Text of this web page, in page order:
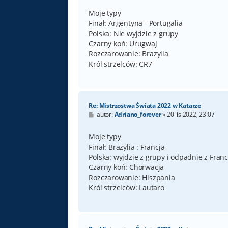
t
Moje typy
Finał: Argentyna - Portugalia
Polska: Nie wyjdzie z grupy
Czarny koń: Urugwaj
Rozczarowanie: Brazylia
Król strzelców: CR7
Re: Mistrzostwa Świata 2022 w Katarze
P
t
autor:Adriano_forever»20 lis 2022, 23:07
Moje typy
Finał: Brazylia : Francja
Polska: wyjdzie z grupy i odpadnie z
Czarny koń: Chorwacja
Rozczarowanie: Hiszpania
Król strzelców: Lautaro